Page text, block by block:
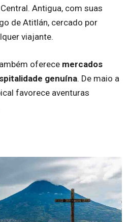
Antigua, com suas
de Atitlán, cercado por
viajante.
oferece mercados
genuína. De maio a
favorece aventuras